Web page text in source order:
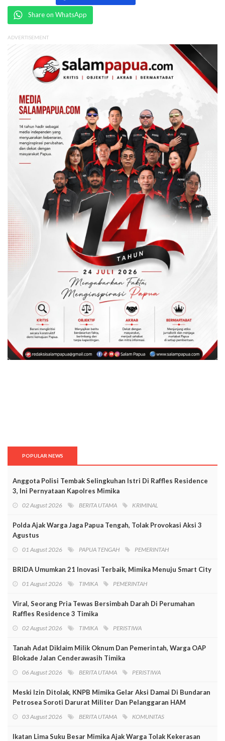
Share on WhatsApp
ADVERTISEMENT
POPULAR NEWS
Anggota Polisi Tembak Selingkuhan Istri Di Raffles Residence
3, Ini Pernyataan Kapolres Mimika
02 August 2026 BERITA UTAMA KRIMINAL
Polda Ajak Warga Jaga Papua Tengah, Tolak Provokasi Aksi 3
Agustus
01 August 2026 PAPUA TENGAH PEMERINTAH
BRIDA Umumkan 21 Inovasi Terbaik, Mimika Menuju Smart City
01 August 2026 TIMIKA PEMERINTAH
Viral, Seorang Pria Tewas Bersimbah Darah Di Perumahan
Raffles Residence 3 Timika
02 August 2026 TIMIKA PERISTIWA
Tanah Adat Diklaim Milik Oknum Dan Pemerintah, Warga OAP
Blokade Jalan Cenderawasih Timika
06 August 2026 BERITA UTAMA PERISTIWA
Meski Izin Ditolak, KNPB Mimika Gelar Aksi Damai Di Bundaran
Petrosea Soroti Darurat Militer Dan Pelanggaran HAM
03 August 2026 BERITA UTAMA KOMUNITAS
Ikatan Lima Suku Besar Mimika Ajak Warga Tolak Kekerasan